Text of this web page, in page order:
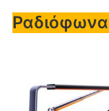
Ραδιόφωνα